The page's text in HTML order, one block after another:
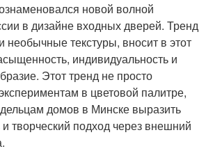
новой волной
в дизайне входных дверей. Тренд
текстуры, вносит в этот
индивидуальность и
Этот тренд не просто
в цветовой палитре,
домов в Минске выразить
творческий подход через внешний